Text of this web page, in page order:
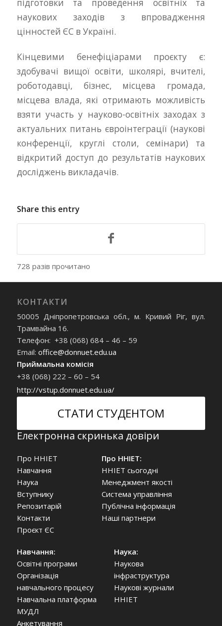
підготовки та проведення освітніх та
наукових заходів з впровадження
цінностей ЄС в Україні.
Кінцевими бенефіціарами проєкту є:
здобувачі вищої освіти, школярі, вчителі,
роботодавці, бізнес, місцева громада,
місцева влада, які отримають можливість
взяти участь у науково-освітніх заходах з
актуальних питань євроінтеграції (наукові
конференції, круглі столи, семінари) та
відкритий доступ до результатів наукових
досліджень викладачів.
Share this entry
728 разів прочитано
КОНТАКТИ
50005 Дніпропетровська обл., м. Кривий Ріг, вул.
Трамвайна 16.
Телефон: +38 (068) 684 – 46 – 59
Email: office@donnuet.edu.ua
Приймальна комісія
+38 (068) 222 – 60 – 54
http://vstup.donnuet.edu.ua/
СТАТИ СТУДЕНТОМ
Електронна скринька довіри
Про ННІЕТ
Навчання
Наука
Вступнику
Репозитарій
Контакти
Проєкт ЄС
Про ННІЕТ:
ННІЕТ сьогодні
Менеджмент якості
Система управління
Публічна інформація
Наші партнери
Навчання:
Освітні програми
Організація
навчального процесу
Навчальна платформа
МУДЛ
Анкетування
Наука:
Наукова
інфраструктура
Наукові журнали
ННІЕТ